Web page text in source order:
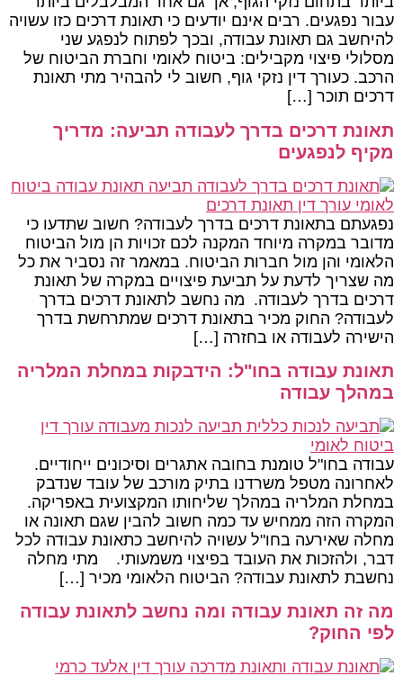
עבור נפגעים. רבים אינם יודעים כי תאונת דרכים כזו עשויה
להיחשב גם תאונת עבודה, ובכך לפתוח לנפגע שני
מסלולי פיצוי מקבילים: ביטוח לאומי וחברת הביטוח של
הרכב. כעורך דין נזקי גוף, חשוב לי להבהיר מתי תאונת
דרכים תוכר […]
תאונת דרכים בדרך לעבודה תביעה: מדריך
מקיף לנפגעים
נפגעתם בתאונת דרכים בדרך לעבודה? חשוב שתדעו כי
מדובר במקרה מיוחד המקנה לכם זכויות הן מול הביטוח
הלאומי והן מול חברות הביטוח. במאמר זה נסביר את כל
מה שצריך לדעת על תביעת פיצויים במקרה של תאונת
דרכים בדרך לעבודה. מה נחשב לתאונת דרכים בדרך
לעבודה? החוק מכיר בתאונת דרכים שמתרחשת בדרך
הישירה לעבודה או בחזרה […]
תאונת עבודה בחו"ל: הידבקות במחלת המלריה
במהלך עבודה
עבודה בחו"ל טומנת בחובה אתגרים וסיכונים ייחודיים.
לאחרונה מטפל משרדנו בתיק מורכב של עובד שנדבק
במחלת המלריה במהלך שליחותו המקצועית באפריקה.
המקרה הזה ממחיש עד כמה חשוב להבין שגם תאונה או
מחלה שאירעה בחו"ל עשויה להיחשב כתאונת עבודה לכל
דבר, ולהזכות את העובד בפיצוי משמעותי. מתי מחלה
נחשבת לתאונת עבודה? הביטוח הלאומי מכיר […]
מה זה תאונת עבודה ומה נחשב לתאונת עבודה
לפי החוק?